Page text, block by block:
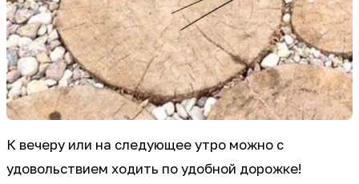
К вечеру или на следующее утро можно с
удовольствием ходить по удобной дорожке!